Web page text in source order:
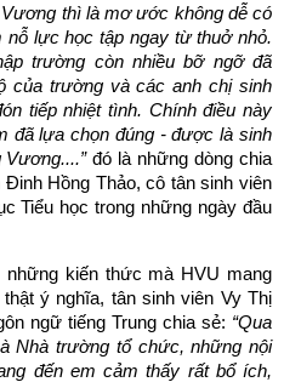
thì là mơ ước không dễ có
lực học tập ngay từ thuở nhỏ.
trường còn nhiều bỡ ngỡ đã
của trường và các anh chị sinh
tiếp nhiệt tình. Chính điều này
đã lựa chọn đúng - được là sinh
đó là những dòng chia
Hồng Thảo, cô tân sinh viên
Tiểu học trong những ngày đầu
những kiến thức mà HVU mang
ý nghĩa, tân sinh viên Vy Thị
ngữ tiếng Trung chia sẻ: “Qua
Nhà trường tổ chức, những nội
đến em cảm thấy rất bổ ích,